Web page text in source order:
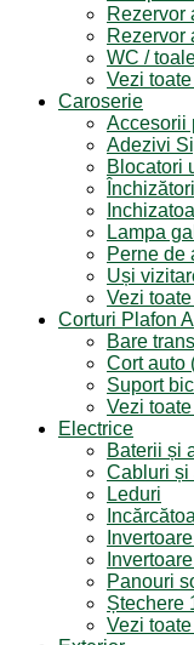
Rezervor
Rezervor
WC /
Vezi
Caroserie
Accesorii
Adezivi
Blocatori
Închizători
Lampa
Perne de
Uși
Vezi
Corturi Plafon
Bare
Cort auto
Suport
Vezi
Electrice
Baterii și
Cabluri și
Leduri
Panouri
Ștechere
Vezi